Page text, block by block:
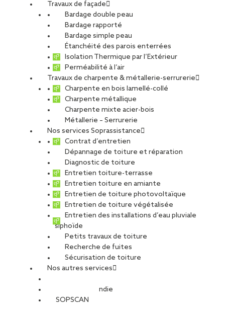
Travaux de façade
Bardage double peau
Bardage rapporté
Bardage simple peau
Étanchéité des parois enterrées
Isolation Thermique par l’Extérieur
Perméabilité à l’air
Travaux de charpente & métallerie-serrurerie
Charpente en bois lamellé-collé
Charpente métallique
Charpente mixte acier-bois
Métallerie – Serrurerie
Nos services Soprassistance
Contrat d’entretien
Dépannage de toiture et réparation
Diagnostic de toiture
Entretien toiture-terrasse
Entretien toiture en amiante
Entretien de toiture photovoltaïque
Entretien de toiture végétalisée
Entretien des installations d’eau pluviale
siphoïde
Petits travaux de toiture
Recherche de fuites
Sécurisation de toiture
Nos autres services
Sécurité Incendie
SOPSCAN